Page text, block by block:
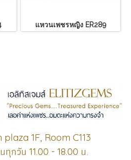
แหวนเพชรหญิง ER289
1F, Room C113
ทุกวัน 11.00 - 18.00 น.